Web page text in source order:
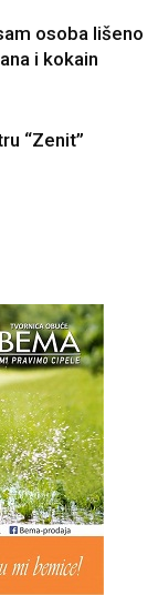
osoba lišeno
i kokain
“Zenit”